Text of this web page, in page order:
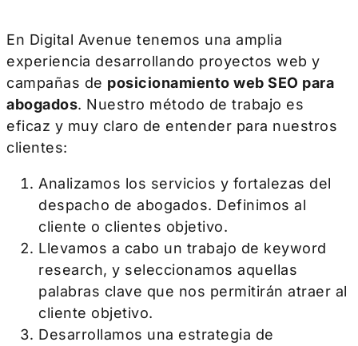
En Digital Avenue tenemos una amplia
experiencia desarrollando proyectos web y
campañas de posicionamiento web SEO para
abogados. Nuestro método de trabajo es
eficaz y muy claro de entender para nuestros
clientes:
Analizamos los servicios y fortalezas del
despacho de abogados. Definimos al
cliente o clientes objetivo.
Llevamos a cabo un trabajo de keyword
research, y seleccionamos aquellas
palabras clave que nos permitirán atraer al
cliente objetivo.
Desarrollamos una estrategia de